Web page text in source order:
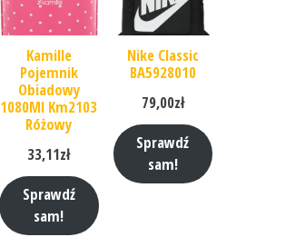
Kamille
Pojemnik
Obiadowy
1080Ml Km2103
Różowy
33,11zł
Sprawdź
sam!
Nike Classic
BA5928010
79,00zł
Sprawdź
sam!